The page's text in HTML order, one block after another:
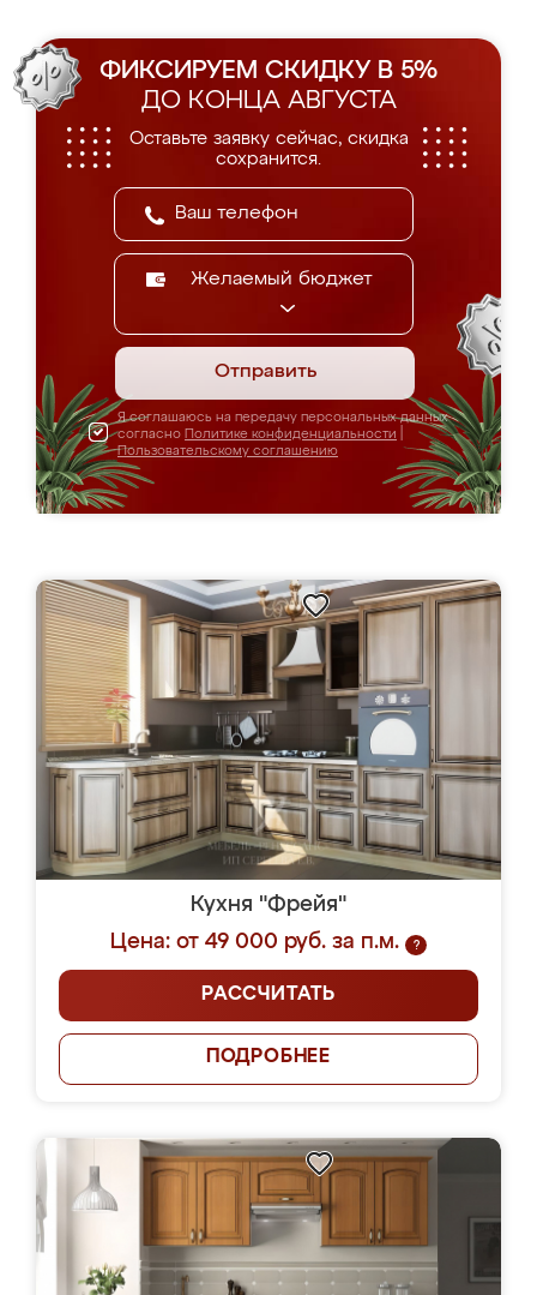
ФИКСИРУЕМ СКИДКУ В 5%
ДО КОНЦА АВГУСТА
Оставьте заявку сейчас, скидка
сохранится.
Желаемый бюджет
Отправить
Я соглашаюсь на передачу персональных данных
согласно Политике конфиденциальности
Пользовательскому соглашению
Кухня "Фрейя"
Цена: от 49 000 руб. за п.м.
?
РАССЧИТАТЬ
ПОДРОБНЕЕ